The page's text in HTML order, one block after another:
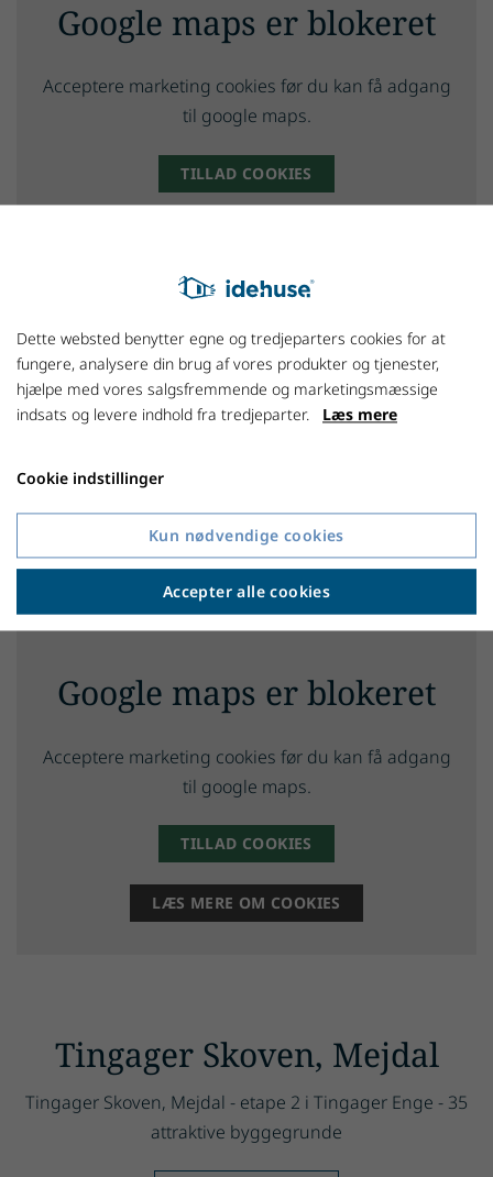
Google maps er blokeret
Acceptere marketing cookies før du kan få adgang
til google maps.
TILLAD COOKIES
Mariedalen, Silkeborg
Ny unik udstykning i Sejling - kun 5 km fra Silkeborg C
Google maps er blokeret
Acceptere marketing cookies før du kan få adgang
til google maps.
TILLAD COOKIES
LÆS MERE OM COOKIES
Tingager Skoven, Mejdal
Tingager Skoven, Mejdal - etape 2 i Tingager Enge - 35
attraktive byggegrunde
Dette websted benytter egne og tredjeparters cookies for at
fungere, analysere din brug af vores produkter og tjenester,
hjælpe med vores salgsfremmende og marketingsmæssige
indsats og levere indhold fra tredjeparter. Læs mere
Cookie indstillinger
Kun nødvendige cookies
Accepter alle cookies